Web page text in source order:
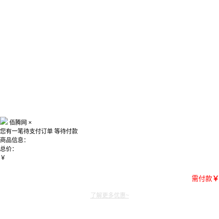
佰腾网 ×
您有一笔待支付订单 等待付款
商品信息：
总价：
￥
需付款￥
了解更多优惠~